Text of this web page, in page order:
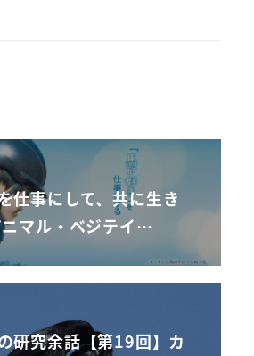
仕事にして、共に生き
マル・ベジテイ…
研究余話【第19回】カ